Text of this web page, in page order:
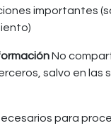
importantes
No
salvo en las
para